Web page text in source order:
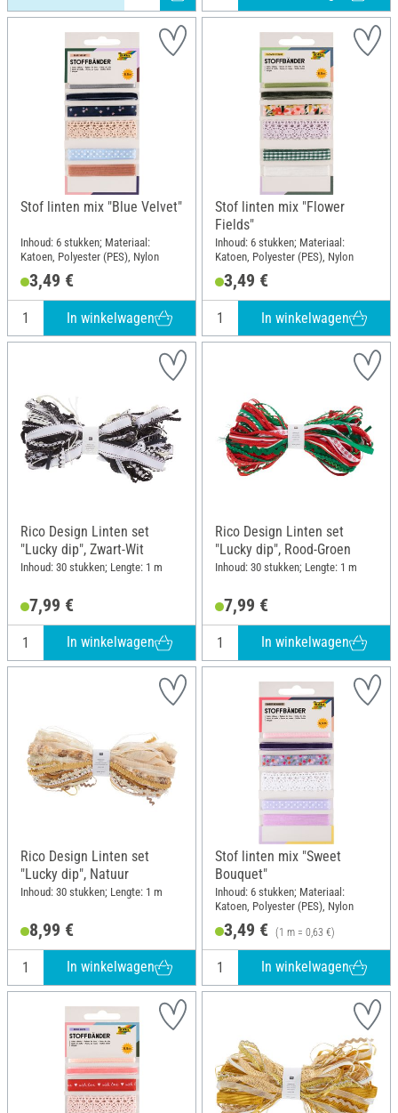
Stof linten mix "Blue Velvet"
Inhoud: 6 stukken; Materiaal:
Katoen, Polyester (PES), Nylon
3,49 €
In winkelwagen
Stof linten mix "Flower
Fields"
Inhoud: 6 stukken; Materiaal:
Katoen, Polyester (PES), Nylon
3,49 €
In winkelwagen
Rico Design Linten set
"Lucky dip", Zwart-Wit
Inhoud: 30 stukken; Lengte: 1 m
7,99 €
In winkelwagen
Rico Design Linten set
"Lucky dip", Rood-Groen
Inhoud: 30 stukken; Lengte: 1 m
7,99 €
In winkelwagen
Rico Design Linten set
"Lucky dip", Natuur
Inhoud: 30 stukken; Lengte: 1 m
8,99 €
In winkelwagen
Stof linten mix "Sweet
Bouquet"
Inhoud: 6 stukken; Materiaal:
Katoen, Polyester (PES), Nylon
3,49 € (1 m = 0,63 €)
In winkelwagen